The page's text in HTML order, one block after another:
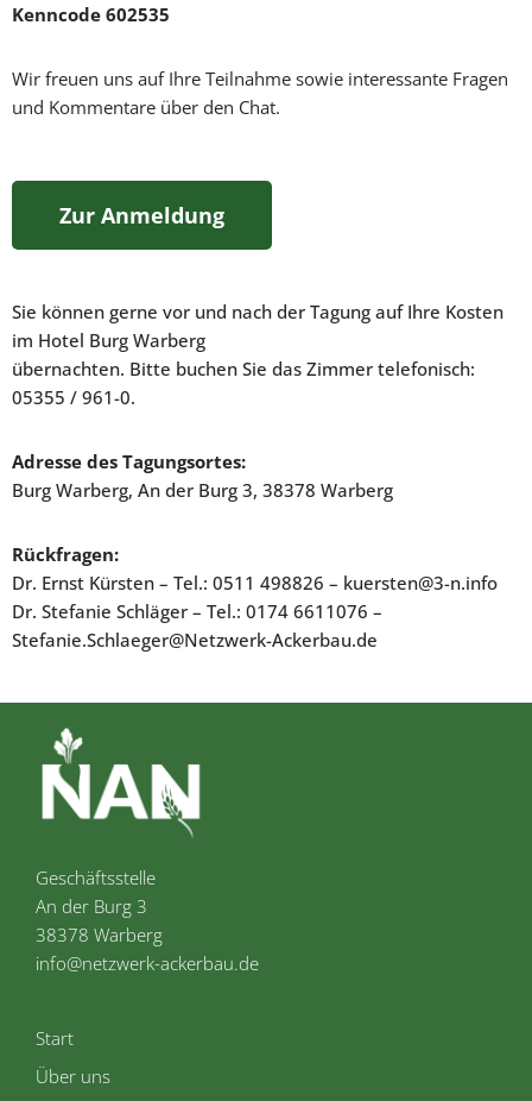
Kenncode 602535
Wir freuen uns auf Ihre Teilnahme sowie interessante Fragen
und Kommentare über den Chat.
Zur Anmeldung
Sie können gerne vor und nach der Tagung auf Ihre Kosten
im Hotel Burg Warberg
übernachten. Bitte buchen Sie das Zimmer telefonisch:
05355 / 961-0.
Adresse des Tagungsortes:
Burg Warberg, An der Burg 3, 38378 Warberg
Rückfragen:
Dr. Ernst Kürsten – Tel.: 0511 498826 – kuersten@3-n.info
Dr. Stefanie Schläger – Tel.: 0174 6611076 –
Stefanie.Schlaeger@Netzwerk-Ackerbau.de
Geschäftsstelle
An der Burg 3
38378 Warberg
info@netzwerk-ackerbau.de
Start
Über uns